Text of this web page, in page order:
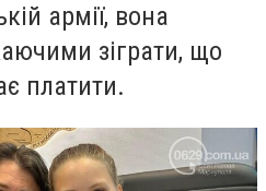
армії, вона
зіграти, що
платити.